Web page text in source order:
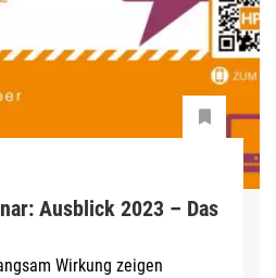
Ausblick 2023 – Das
Wirkung zeigen